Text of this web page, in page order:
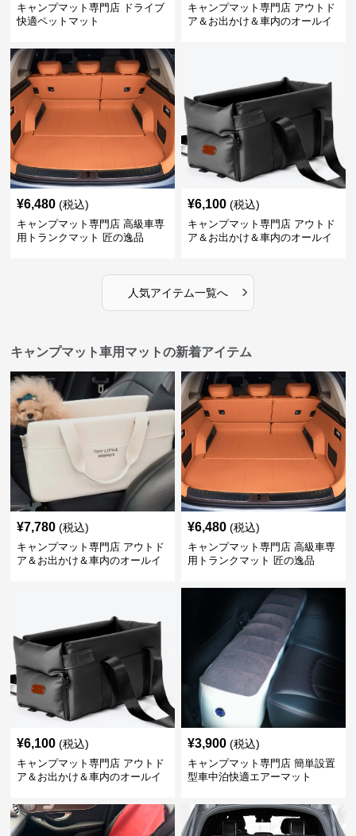
キャンプマット専門店 ドライブ
快適ペットマット
キャンプマット専門店 アウトド
ア＆お出かけ＆車内のオールイ
¥6,480 (税込)
キャンプマット専門店 高級車専
用トランクマット 匠の逸品
¥6,100 (税込)
キャンプマット専門店 アウトド
ア＆お出かけ＆車内のオールイ
人気アイテム一覧へ ›
キャンプマット車用マットの新着アイテム
¥7,780 (税込)
キャンプマット専門店 アウトド
ア＆お出かけ＆車内のオールイ
¥6,480 (税込)
キャンプマット専門店 高級車専
用トランクマット 匠の逸品
¥6,100 (税込)
キャンプマット専門店 アウトド
ア＆お出かけ＆車内のオールイ
¥3,900 (税込)
キャンプマット専門店 簡単設置
型車中泊快適エアーマット